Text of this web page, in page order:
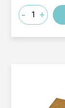
- +